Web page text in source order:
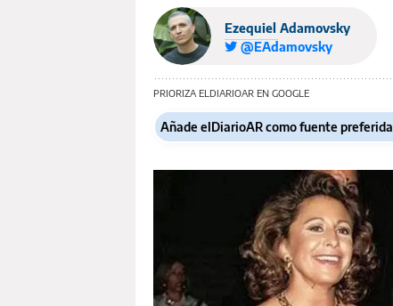
Ezequiel Adamovsky
@EAdamovsky
PRIORIZA ELDIARIOAR EN GOOGLE
Añade elDiarioAR como fuente preferida